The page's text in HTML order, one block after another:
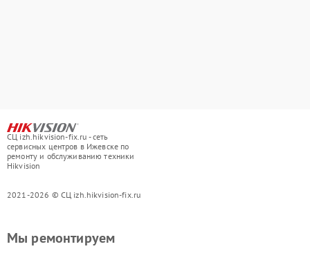
СЦ izh.hikvision-fix.ru - сеть
сервисных центров в Ижевске по
ремонту и обслуживанию техники
Hikvision
2021-2026 © СЦ izh.hikvision-fix.ru
Мы ремонтируем